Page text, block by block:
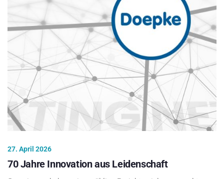
27. April 2026
70 Jahre Innovation aus Leidenschaft